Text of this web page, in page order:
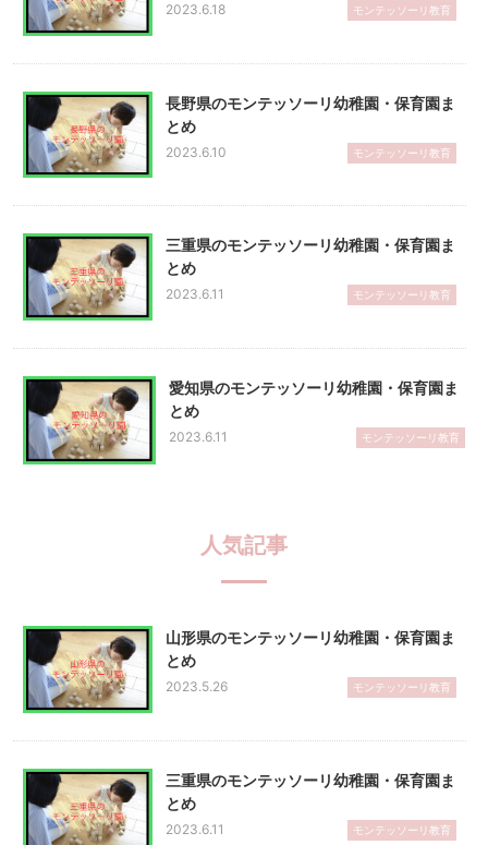
2023.6.18 モンテッソーリ教育
長野県のモンテッソーリ幼稚園・保育園ま
とめ
2023.6.10 モンテッソーリ教育
三重県のモンテッソーリ幼稚園・保育園ま
とめ
2023.6.11 モンテッソーリ教育
愛知県のモンテッソーリ幼稚園・保育園ま
とめ
2023.6.11 モンテッソーリ教育
人気記事
山形県のモンテッソーリ幼稚園・保育園ま
とめ
2023.5.26 モンテッソーリ教育
三重県のモンテッソーリ幼稚園・保育園ま
とめ
2023.6.11 モンテッソーリ教育